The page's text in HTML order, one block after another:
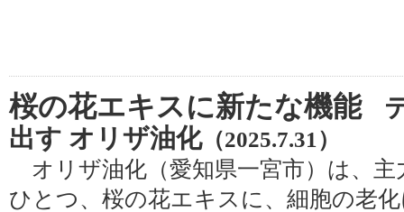
桜の花エキスに新たな機能
出す オリザ油化（2025.7.31）
オリザ油化（愛知県一宮市）は、主
ひとつ、桜の花エキスに、細胞の老